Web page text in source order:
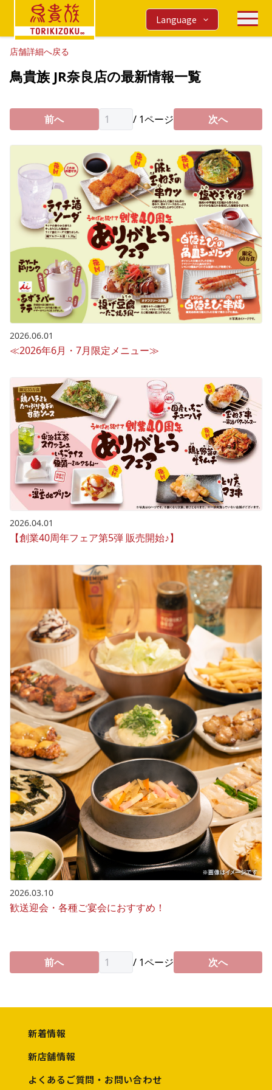
Language
店舗詳細へ戻る
鳥貴族 JR奈良店の最新情報一覧
前へ / 1ページ 次へ
2026.06.01
≪2026年6月・7月限定メニュー≫
2026.04.01
【創業40周年フェア第5弾 販売開始♪】
2026.03.10
歓送迎会・各種ご宴会におすすめ！
前へ / 1ページ 次へ
新着情報
新店舗情報
よくあるご質問・お問い合わせ